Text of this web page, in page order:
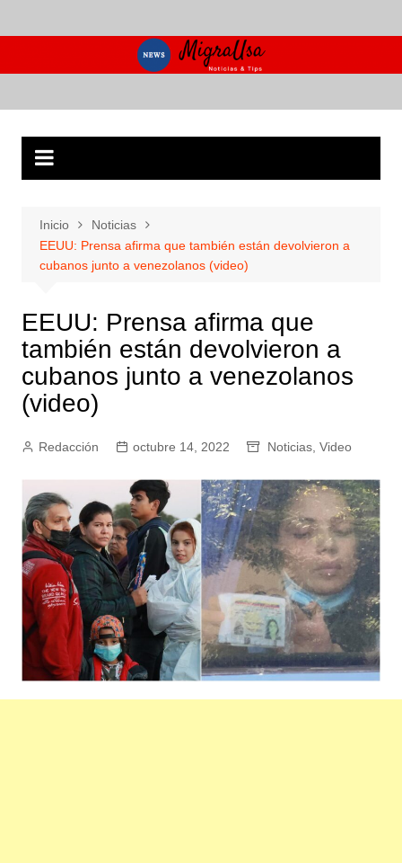
al
Inicio
Noticias
EEUU: Prensa afirma que también están devolvieron a
cubanos junto a venezolanos (video)
EEUU: Prensa afirma que
también están devolvieron a
cubanos junto a venezolanos
(video)
Redacción octubre 14, 2022 Noticias, Video